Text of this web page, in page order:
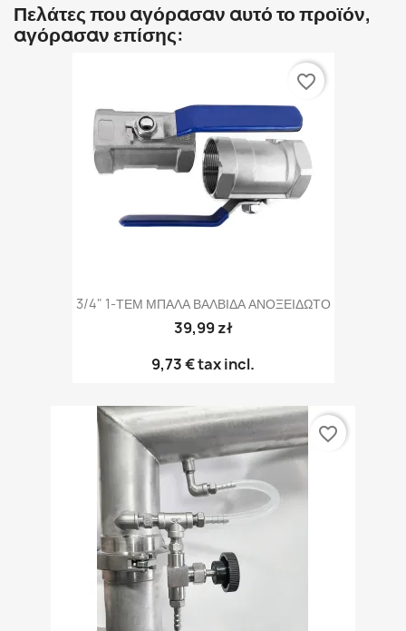
Πελάτες που αγόρασαν αυτό το προϊόν,
αγόρασαν επίσης:
3/4" 1-ΤΕΜ ΜΠΑΛΑ ΒΑΛΒΙΔΑ ΑΝΟΞΕΙΔΩΤΟ
39,99 zł
9,73 €tax incl.
favorite_border
favorite_border